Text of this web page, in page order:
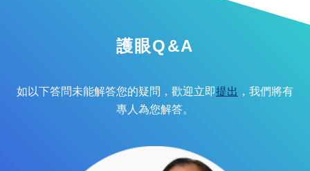
護眼Q&A
如以下答問未能解答您的疑問，歡迎立即提出 ，我們將有
專人為您解答。